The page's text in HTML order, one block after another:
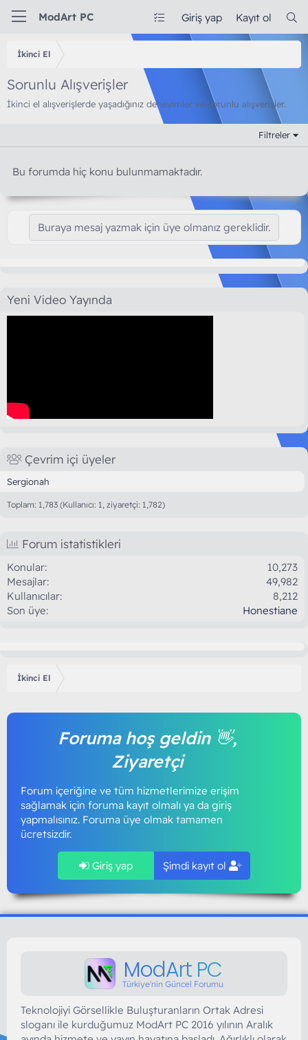
ModArt PC Giriş yap Kayıt ol
İkinci El
Sorunlu Alışverişler
İkinci el alışverişlerde yaşadığınız deneyimler ve sorunlu alışverişler.
Filtreler
Bu forumda hiç konu bulunmamaktadır.
Buraya mesaj yazmak için üye olmanız gereklidir.
Yeni Video Yayında
Çevrim içi üyeler
Sergionah
Toplam: 1,783 (Kullanıcı: 1, ziyaretçi: 1,782)
Forum istatistikleri
Konular
10,273
Mesajlar
49,982
Kullanıcılar
8,212
Son üye
Honestiane
İkinci El
Foruma hoş geldin 👋,
Ziyaretçi
Forum içeriğine ve tüm hizmetlerimize erişim
sağlamak için foruma kayıt olmalı ya da giriş
yapmalısınız. Foruma üye olmak tamamen
ücretsizdir.
Giriş yap Şimdi kayıt ol
ModArt PC
Türkiye'nin Güncel Forumu
Teknolojiyi Görsellikle Buluşturanların Ortak Adresi
sloganı ile kurduğumuz ModArt PC 2016 yılının Aralık